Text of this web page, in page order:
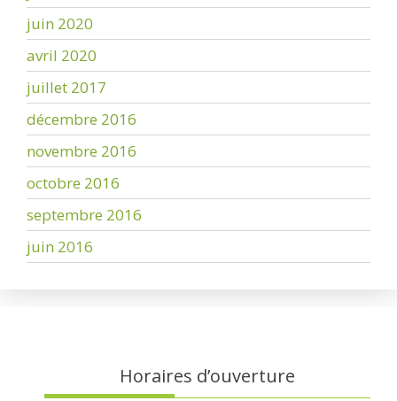
juin 2020
avril 2020
juillet 2017
décembre 2016
novembre 2016
octobre 2016
septembre 2016
juin 2016
Horaires d’ouverture